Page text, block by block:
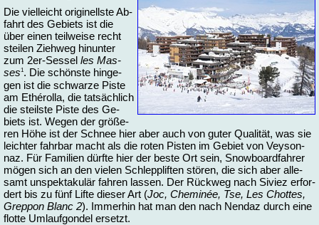
Die viel­leicht ori­gi­nells­te Ab­
fahrt des Ge­biets ist die
über ei­nen teil­wei­se recht
stei­len Zieh­weg hin­un­ter
zum 2er-Ses­sel les Mas­
ses1. Die schöns­te hin­ge­
gen ist die schwar­ze Pis­te
am Ethérol­la, die tat­säch­lich
die steils­te Pis­te des Ge­
biets ist. We­gen der grö­ße­
ren Hö­he ist der Schnee hier aber auch von gu­ter Qua­li­tät, was sie
leich­ter fahr­bar macht als die ro­ten Pis­ten im Ge­biet von Vey­son­
naz. Für Fa­mi­li­en dürf­te hier der bes­te Ort sein, Snow­board­fah­rer
mö­gen sich an den vie­len Schlepp­lif­ten stö­ren, die sich aber al­le­
samt un­spek­ta­ku­lär fah­ren las­sen. Der Rück­weg nach Si­viez er­for­
dert bis zu fünf Lif­te die­ser Art (Joc, Che­minée, Tse, Les Chot­tes,
Grep­pon Blanc 2). Im­mer­hin hat man den nach Nen­daz durch ei­ne
flot­te Um­lauf­gon­del er­setzt.